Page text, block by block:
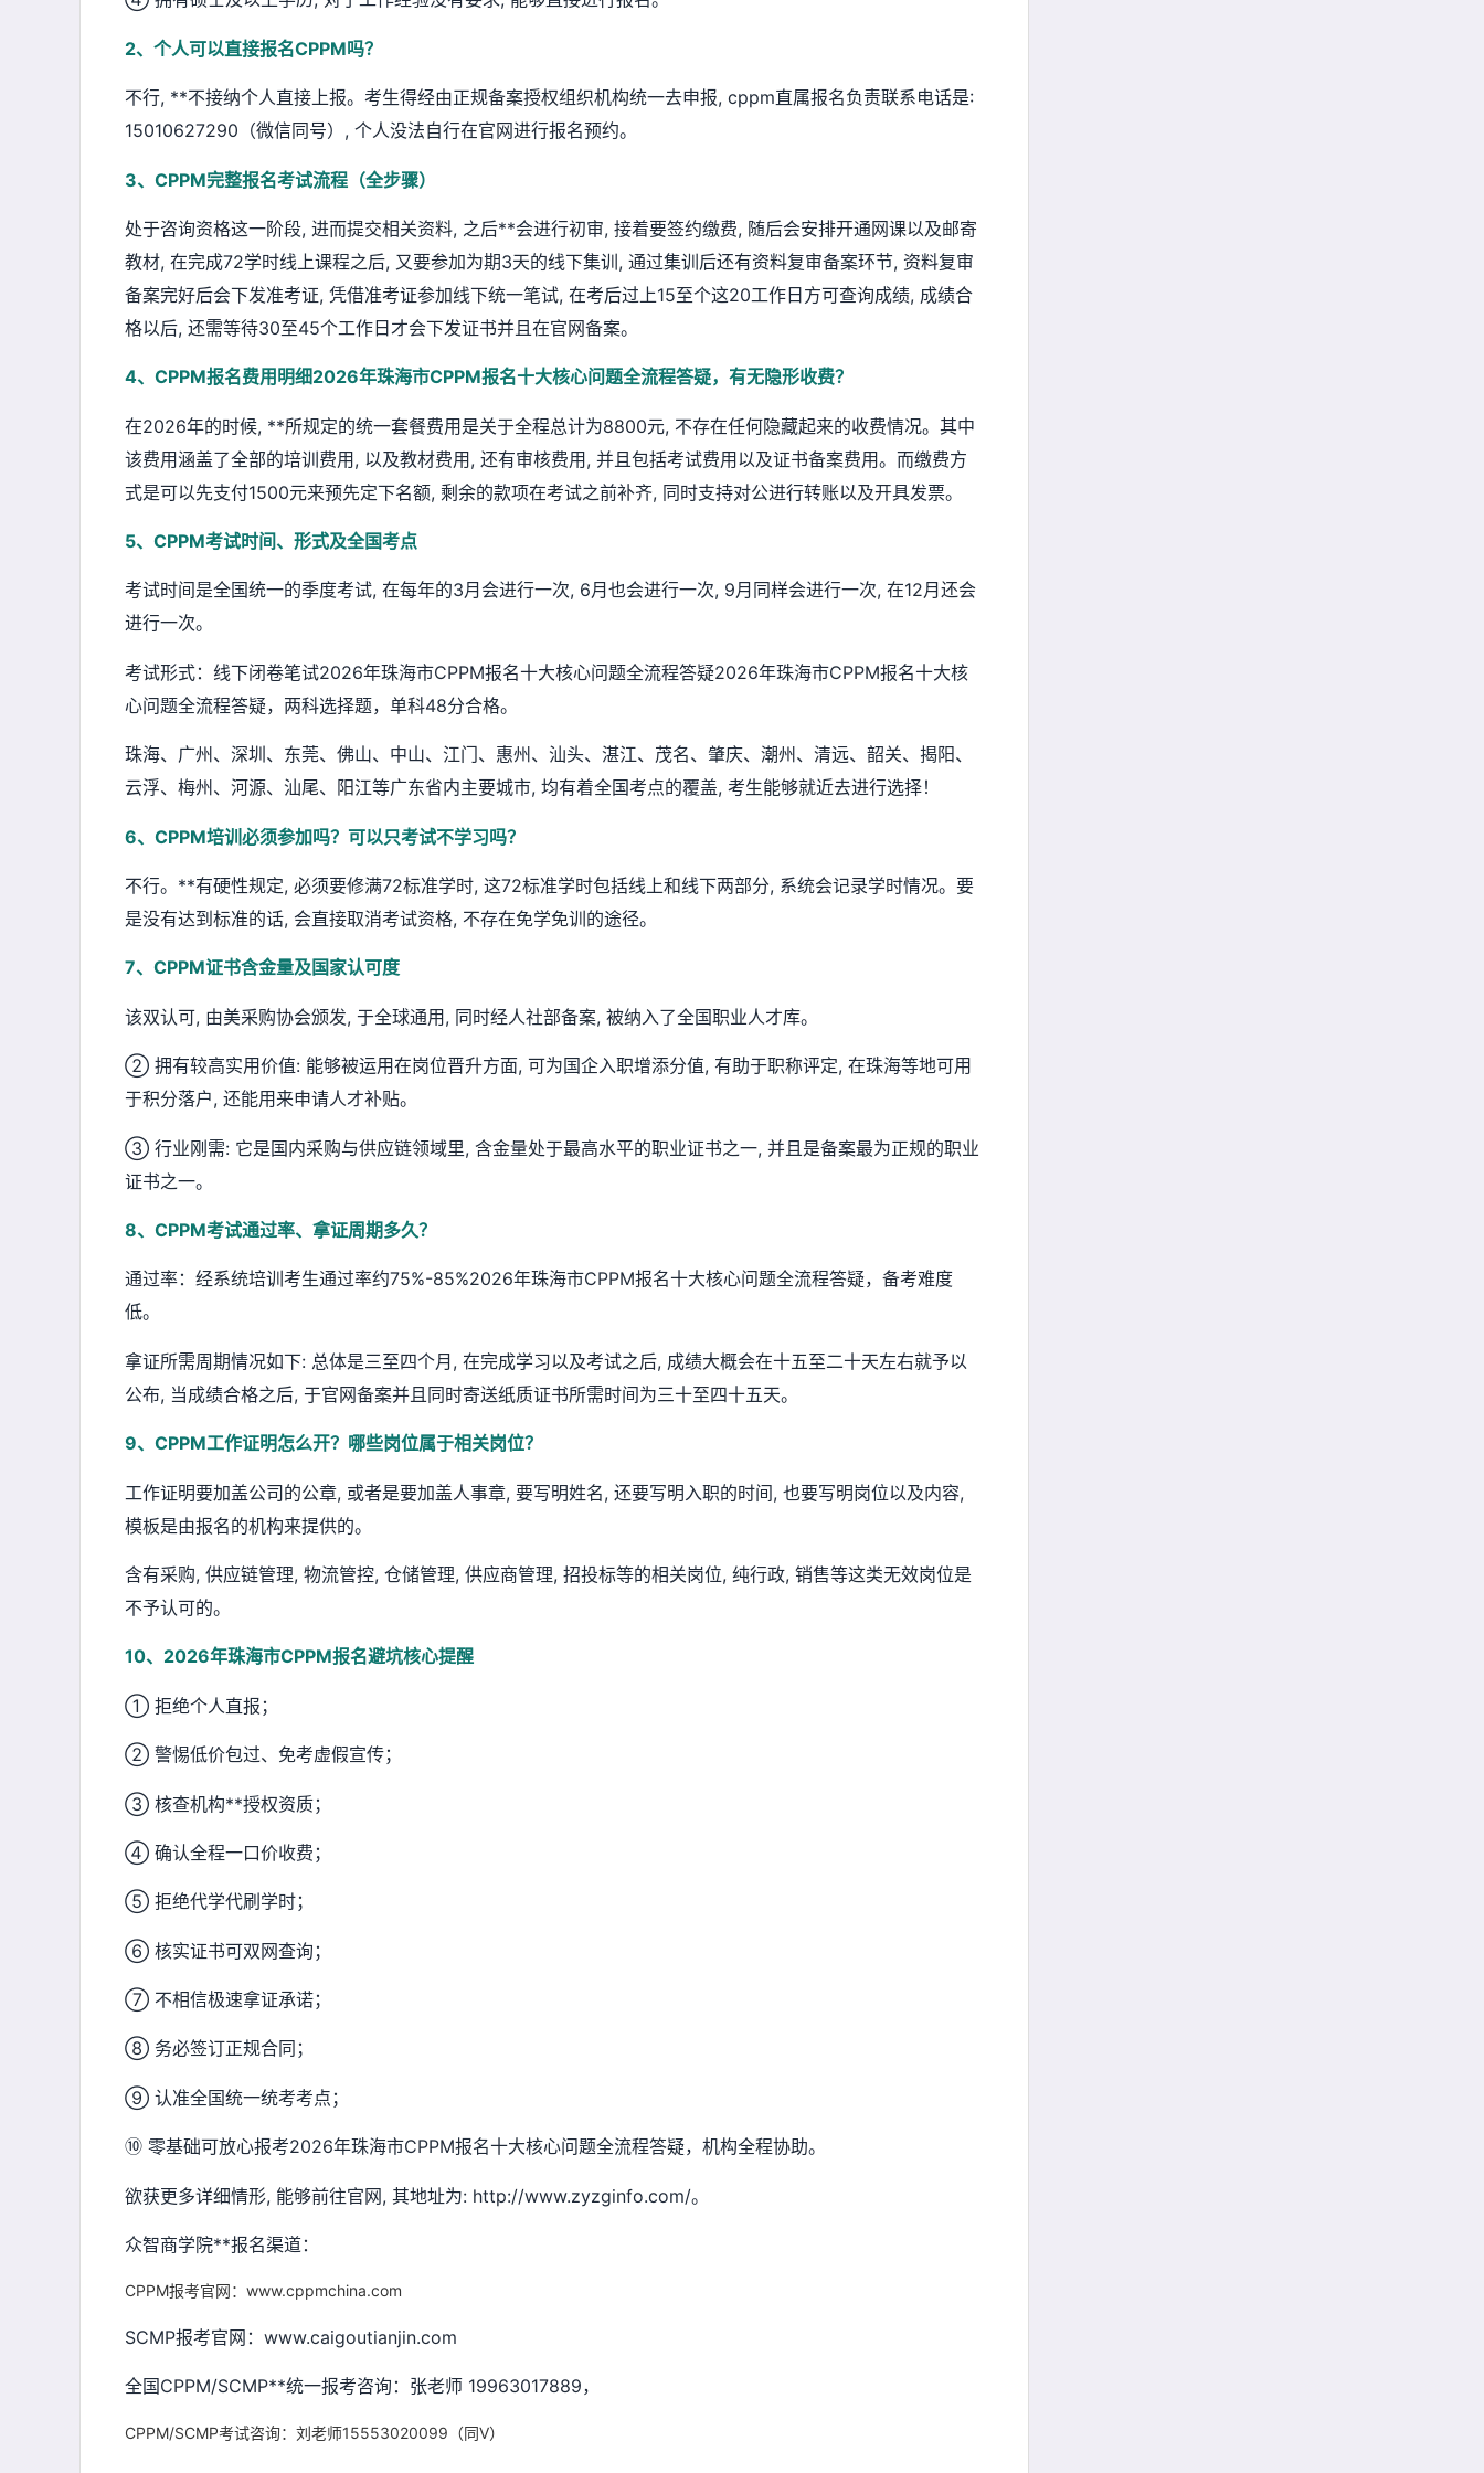
2、个人可以直接报名CPPM吗？
不行, **不接纳个人直接上报。考生得经由正规备案授权组织机构统一去申报, cppm直属报名负责联系电话是:
15010627290（微信同号）, 个人没法自行在官网进行报名预约。
3、CPPM完整报名考试流程（全步骤）
处于咨询资格这一阶段, 进而提交相关资料, 之后**会进行初审, 接着要签约缴费, 随后会安排开通网课以及邮寄
教材, 在完成72学时线上课程之后, 又要参加为期3天的线下集训, 通过集训后还有资料复审备案环节, 资料复审
备案完好后会下发准考证, 凭借准考证参加线下统一笔试, 在考后过上15至个这20工作日方可查询成绩, 成绩合
格以后, 还需等待30至45个工作日才会下发证书并且在官网备案。
4、CPPM报名费用明细2026年珠海市CPPM报名十大核心问题全流程答疑，有无隐形收费？
在2026年的时候, **所规定的统一套餐费用是关于全程总计为8800元, 不存在任何隐藏起来的收费情况。其中
该费用涵盖了全部的培训费用, 以及教材费用, 还有审核费用, 并且包括考试费用以及证书备案费用。而缴费方
式是可以先支付1500元来预先定下名额, 剩余的款项在考试之前补齐, 同时支持对公进行转账以及开具发票。
5、CPPM考试时间、形式及全国考点
考试时间是全国统一的季度考试, 在每年的3月会进行一次, 6月也会进行一次, 9月同样会进行一次, 在12月还会
进行一次。
考试形式：线下闭卷笔试2026年珠海市CPPM报名十大核心问题全流程答疑2026年珠海市CPPM报名十大核
心问题全流程答疑，两科选择题，单科48分合格。
珠海、广州、深圳、东莞、佛山、中山、江门、惠州、汕头、湛江、茂名、肇庆、潮州、清远、韶关、揭阳、
云浮、梅州、河源、汕尾、阳江等广东省内主要城市, 均有着全国考点的覆盖, 考生能够就近去进行选择！
6、CPPM培训必须参加吗？可以只考试不学习吗？
不行。**有硬性规定, 必须要修满72标准学时, 这72标准学时包括线上和线下两部分, 系统会记录学时情况。要
是没有达到标准的话, 会直接取消考试资格, 不存在免学免训的途径。
7、CPPM证书含金量及国家认可度
该双认可, 由美采购协会颁发, 于全球通用, 同时经人社部备案, 被纳入了全国职业人才库。
② 拥有较高实用价值: 能够被运用在岗位晋升方面, 可为国企入职增添分值, 有助于职称评定, 在珠海等地可用
于积分落户, 还能用来申请人才补贴。
③ 行业刚需: 它是国内采购与供应链领域里, 含金量处于最高水平的职业证书之一, 并且是备案最为正规的职业
证书之一。
8、CPPM考试通过率、拿证周期多久？
通过率：经系统培训考生通过率约75%-85%2026年珠海市CPPM报名十大核心问题全流程答疑，备考难度
低。
拿证所需周期情况如下: 总体是三至四个月, 在完成学习以及考试之后, 成绩大概会在十五至二十天左右就予以
公布, 当成绩合格之后, 于官网备案并且同时寄送纸质证书所需时间为三十至四十五天。
9、CPPM工作证明怎么开？哪些岗位属于相关岗位？
工作证明要加盖公司的公章, 或者是要加盖人事章, 要写明姓名, 还要写明入职的时间, 也要写明岗位以及内容,
模板是由报名的机构来提供的。
含有采购, 供应链管理, 物流管控, 仓储管理, 供应商管理, 招投标等的相关岗位, 纯行政, 销售等这类无效岗位是
不予认可的。
10、2026年珠海市CPPM报名避坑核心提醒
① 拒绝个人直报；
② 警惕低价包过、免考虚假宣传；
③ 核查机构**授权资质；
④ 确认全程一口价收费；
⑤ 拒绝代学代刷学时；
⑥ 核实证书可双网查询；
⑦ 不相信极速拿证承诺；
⑧ 务必签订正规合同；
⑨ 认准全国统一统考考点；
⑩ 零基础可放心报考2026年珠海市CPPM报名十大核心问题全流程答疑，机构全程协助。
欲获更多详细情形, 能够前往官网, 其地址为: http://www.zyzginfo.com/。
众智商学院**报名渠道：
CPPM报考官网：www.cppmchina.com
SCMP报考官网：www.caigoutianjin.com
全国CPPM/SCMP**统一报考咨询：张老师 19963017889，
CPPM/SCMP考试咨询：刘老师15553020099（同V）